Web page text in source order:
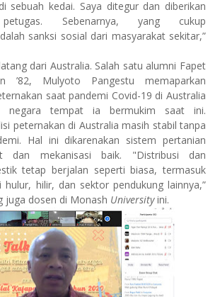
sebuah kedai. Saya ditegur dan diberikan
Sebenarnya, yang cukup
sanksi sosial dari masyarakat sekitar,”
dari Australia. Salah satu alumni Fapet
’82, Mulyoto Pangestu memaparkan
saat pandemi Covid-19 di Australia
negara tempat ia bermukim saat ini.
peternakan di Australia masih stabil tanpa
Hal ini dikarenakan sistem pertanian
dan mekanisasi baik. "Distribusi dan
tetap berjalan seperti biasa, termasuk
hulur, hilir, dan sektor pendukung lainnya,”
juga dosen di Monash Universityini.